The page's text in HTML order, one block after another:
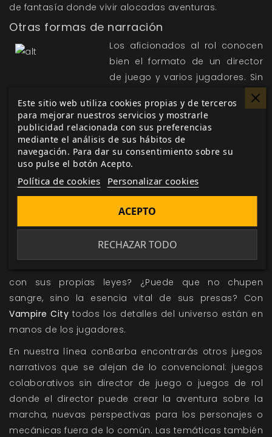
de fantasía donde vivir alocadas aventuras.
Otras formas de narración
Los aficionados al rol conocen
bien el formato de un director
de juego y varios jugadores. Sin
embargo, en la narración se
puede ir más allá y jugar sin
director de juego.Vampire City
es un juego de rol para que un
grupo de entre tres y cinco
jugadores construyan una
historia de vampiros. Todos tendrán oportunidad de
mortales o se han convertido en sus líderes? ¿Son
con sus propias leyes? ¿Puede que no chupen
sangre, sino la esencia vital de sus presas? Con
Vampire City todos los detalles del universo están en
manos de los jugadores.
En nuestra línea conBarba encontrarás otros juegos
narrativos que se alejan de lo convencional: juegos
colaborativos sin director de juego o juegos de rol
donde el director puede crear la aventura sobre la
marcha, nuevas perspectivas para los personajes o
mecánicas fuera de lo común. Las temáticas también
Este sitio web utiliza cookies propias y de terceros
para mejorar nuestros servicios y mostrarle
publicidad relacionada con sus preferencias
mediante el análisis de sus hábitos de
navegación. Para dar su consentimiento sobre su
uso pulse el botón Acepto.
Política de cookies Personalizar cookies
RECHAZAR TODO
ACEPTO